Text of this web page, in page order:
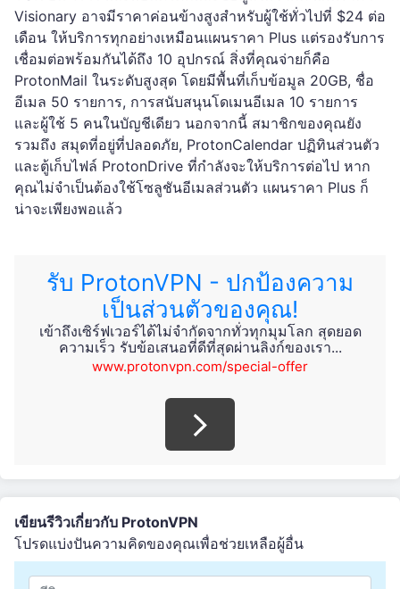
Visionary อาจมีราคาค่อนข้างสูงสำหรับผู้ใช้ทั่วไปที่ $24 ต่อ
เดือน ให้บริการทุกอย่างเหมือนแผนราคา Plus แต่รองรับการ
เชื่อมต่อพร้อมกันได้ถึง 10 อุปกรณ์ สิ่งที่คุณจ่ายก็คือ
ProtonMail ในระดับสูงสุด โดยมีพื้นที่เก็บข้อมูล 20GB, ชื่อ
อีเมล 50 รายการ, การสนับสนุนโดเมนอีเมล 10 รายการ
และผู้ใช้ 5 คนในบัญชีเดียว นอกจากนี้ สมาชิกของคุณยัง
รวมถึง สมุดที่อยู่ที่ปลอดภัย, ProtonCalendar ปฏิทินส่วนตัว
และตู้เก็บไฟล์ ProtonDrive ที่กำลังจะให้บริการต่อไป หาก
คุณไม่จำเป็นต้องใช้โซลูชันอีเมลส่วนตัว แผนราคา Plus ก็
น่าจะเพียงพอแล้ว
รับ ProtonVPN - ปกป้องความ
เป็นส่วนตัวของคุณ!
เข้าถึงเซิร์ฟเวอร์ได้ไม่จำกัดจากทั่วทุกมุมโลก สุดยอด
ความเร็ว รับข้อเสนอที่ดีที่สุดผ่านลิงก์ของเรา...
www.protonvpn.com/special-offer
เขียนรีวิวเกี่ยวกับ ProtonVPN
โปรดแบ่งปันความคิดของคุณเพื่อช่วยเหลือผู้อื่น